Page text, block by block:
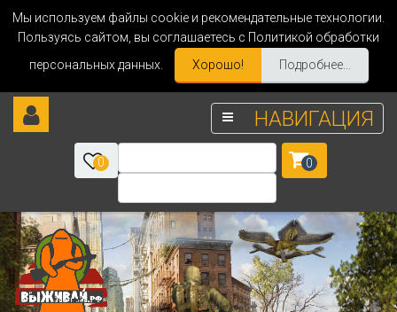
Мы используем файлы cookie и рекомендательные технологии.
Пользуясь сайтом, вы соглашаетесь с Политикой обработки
персональных данных.
Хорошо! Подробнее...
НАВИГАЦИЯ
0 0